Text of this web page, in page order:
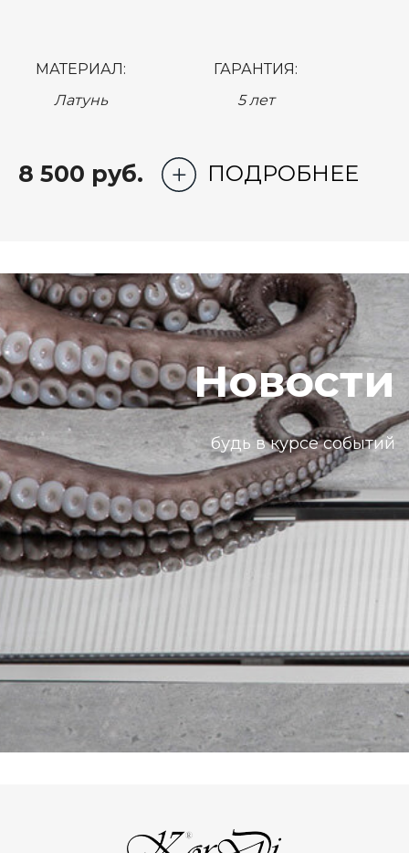
МАТЕРИАЛ:
ГАРАНТИЯ:
Латунь
5 лет
8 500 руб. ПОДРОБНЕЕ
Новости
будь в курсе событий